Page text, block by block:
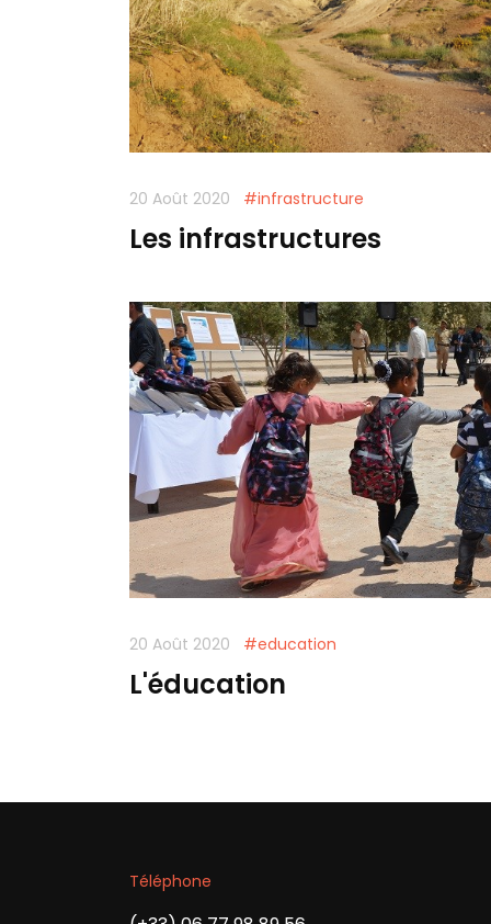
20 Août 2020 #infrastructure
Les infrastructures
20 Août 2020 #education
L'éducation
Téléphone